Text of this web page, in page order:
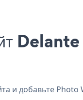
Delante
и добавьте